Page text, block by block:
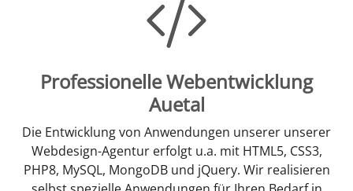
Professionelle Webentwicklung
Auetal
Die Entwicklung von Anwendungen unserer unserer
Webdesign-Agentur erfolgt u.a. mit HTML5, CSS3,
PHP8, MySQL, MongoDB und jQuery. Wir realisieren